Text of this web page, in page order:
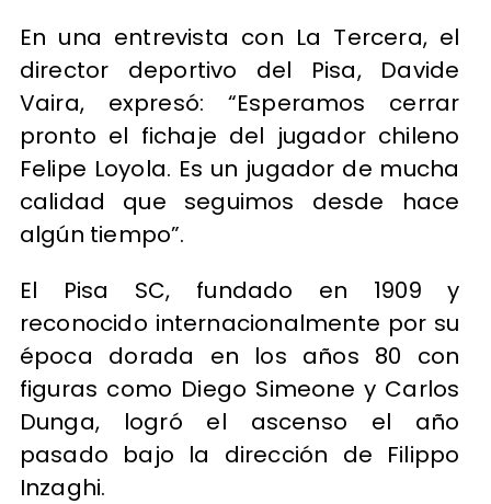
En una entrevista con La Tercera, el
director deportivo del Pisa, Davide
Vaira, expresó: “Esperamos cerrar
pronto el fichaje del jugador chileno
Felipe Loyola. Es un jugador de mucha
calidad que seguimos desde hace
algún tiempo”.
El Pisa SC, fundado en 1909 y
reconocido internacionalmente por su
época dorada en los años 80 con
figuras como Diego Simeone y Carlos
Dunga, logró el ascenso el año
pasado bajo la dirección de Filippo
Inzaghi.